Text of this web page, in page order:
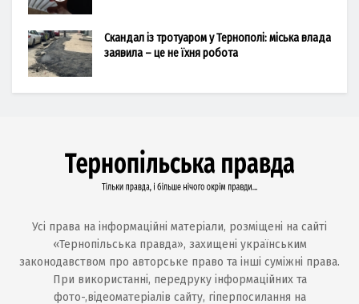
Скандал із тротуаром у Тернополі: міська влада
заявила – це не їхня робота
Усі права на інформаційні матеріали, розміщені на сайті
«Тернопільська правда», захищені українським
законодавством про авторське право та інші суміжні права.
При використанні, передруку інформаційних та
фото-,відеоматеріалів сайту, гіперпосилання на